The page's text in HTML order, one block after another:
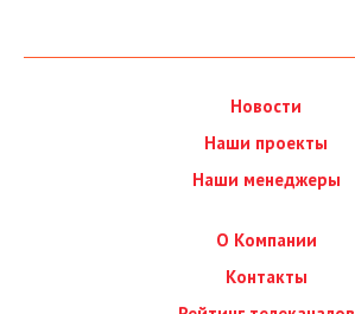
Новости
Наши проекты
Наши менеджеры
О Компании
Контакты